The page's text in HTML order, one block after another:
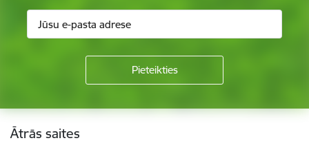
Kājene
Ātrās saites